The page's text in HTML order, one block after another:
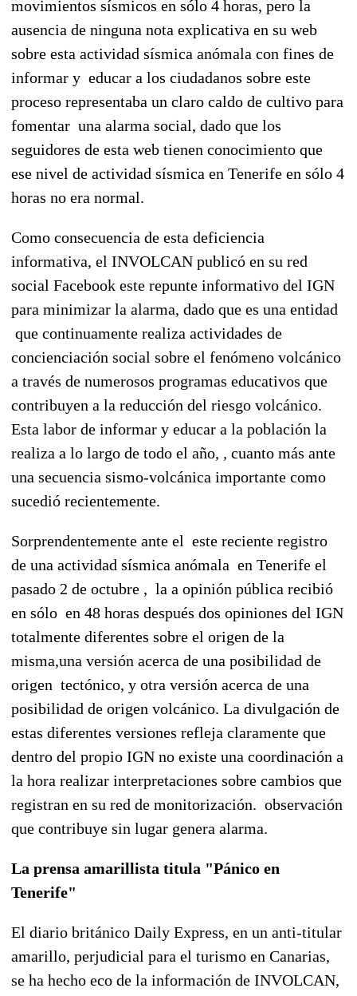
movimientos sísmicos en sólo 4 horas, pero la
ausencia de ninguna nota explicativa en su web
sobre esta actividad sísmica anómala con fines de
informar y educar a los ciudadanos sobre este
proceso representaba un claro caldo de cultivo para
fomentar una alarma social, dado que los
seguidores de esta web tienen conocimiento que
ese nivel de actividad sísmica en Tenerife en sólo 4
horas no era normal.
Como consecuencia de esta deficiencia
informativa, el INVOLCAN publicó en su red
social Facebook este repunte informativo del IGN
para minimizar la alarma, dado que es una entidad
que continuamente realiza actividades de
concienciación social sobre el fenómeno volcánico
a través de numerosos programas educativos que
contribuyen a la reducción del riesgo volcánico.
Esta labor de informar y educar a la población la
realiza a lo largo de todo el año, , cuanto más ante
una secuencia sismo-volcánica importante como
sucedió recientemente.
Sorprendentemente ante el este reciente registro
de una actividad sísmica anómala en Tenerife el
pasado 2 de octubre , la a opinión pública recibió
en sólo en 48 horas después dos opiniones del IGN
totalmente diferentes sobre el origen de la
misma,una versión acerca de una posibilidad de
origen tectónico, y otra versión acerca de una
posibilidad de origen volcánico. La divulgación de
estas diferentes versiones refleja claramente que
dentro del propio IGN no existe una coordinación a
la hora realizar interpretaciones sobre cambios que
registran en su red de monitorización. observación
que contribuye sin lugar genera alarma.
La prensa amarillista titula "Pánico en
Tenerife"
El diario británico Daily Express, en un anti-titular
amarillo, perjudicial para el turismo en Canarias,
se ha hecho eco de la información de INVOLCAN,